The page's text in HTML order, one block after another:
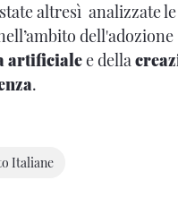
altresì analizzate
dell'adozione
artificialee della
.
Italiane